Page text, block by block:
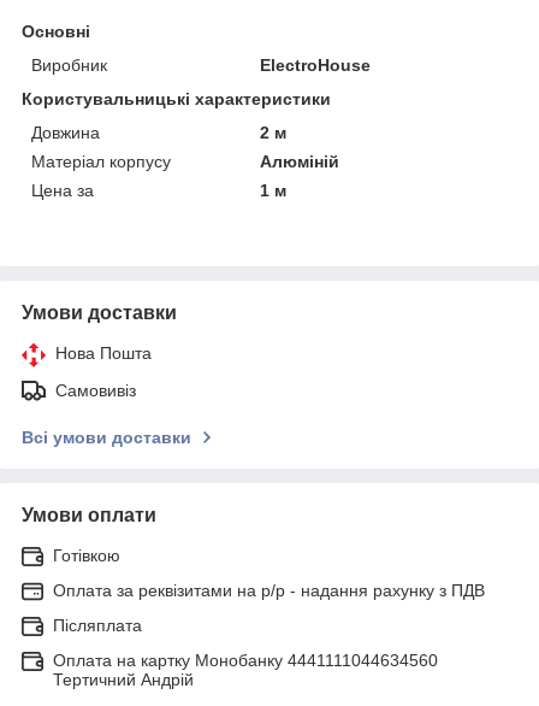
Основні
Виробник
ElectroHouse
Користувальницькі характеристики
Довжина
2 м
Матеріал корпусу
Алюміній
Цена за
1 м
Умови доставки
Нова Пошта
Самовивіз
Всі умови доставки
Умови оплати
Готівкою
Оплата за реквізитами на р/р - надання рахунку з ПДВ
Післяплата
Оплата на картку Монобанку 4441111044634560
Тертичний Андрій